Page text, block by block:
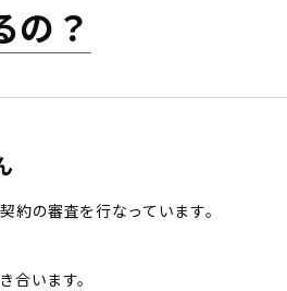
の？
約の審査を行なっています。
合います。